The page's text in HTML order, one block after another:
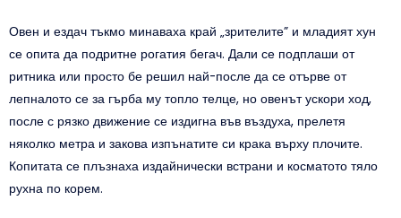
Овен и ездач тъкмо минаваха край „зрителите” и младият хун
се опита да подритне рогатия бегач. Дали се подплаши от
ритника или просто бе решил най-после да се отърве от
лепналото се за гърба му топло телце, но овенът ускори ход,
после с рязко движение се издигна във въздуха, прелетя
няколко метра и закова изпънатите си крака върху плочите.
Копитата се плъзнаха издайнически встрани и косматото тяло
рухна по корем.